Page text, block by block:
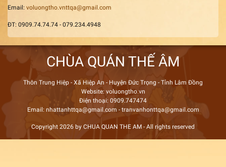
Email: voluongtho.vnttqa@gmail.com
ĐT: 0909.74.74.74 - 079.234.4948
CHÙA QUÁN THẾ ÂM
Thôn Trung Hiệp - Xã Hiệp An - Huyện Đức Trọng - Tỉnh Lâm Đồng
Website: voluongtho.vn
Điện thoại: 0909.747474
Email: nhattanhttqa@gmail.com - tranvanhonttqa@gmail.com
Copyright 2026 by CHUA QUAN THE AM - All rights reserved